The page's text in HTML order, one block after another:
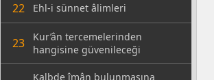
22 Ehl-i sünnet âlimleri
23
Kur’ân tercemelerinden
hangisine güvenileceği
Kalbde îmân bulunmasına